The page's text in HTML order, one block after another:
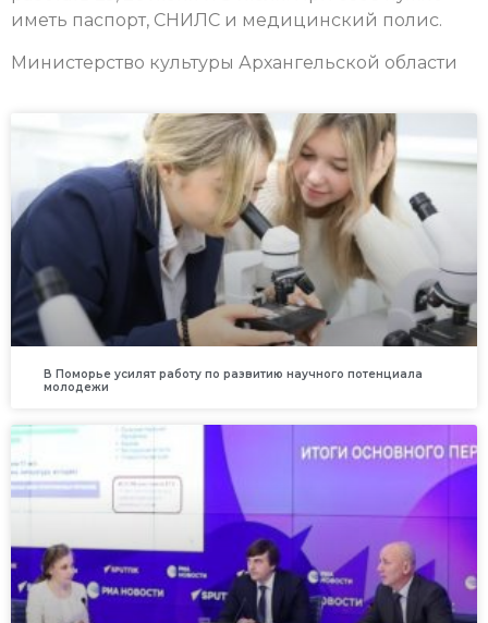
иметь паспорт, СНИЛС и медицинский полис.
Министерство культуры Архангельской области
В Поморье усилят работу по развитию научного потенциала
молодежи